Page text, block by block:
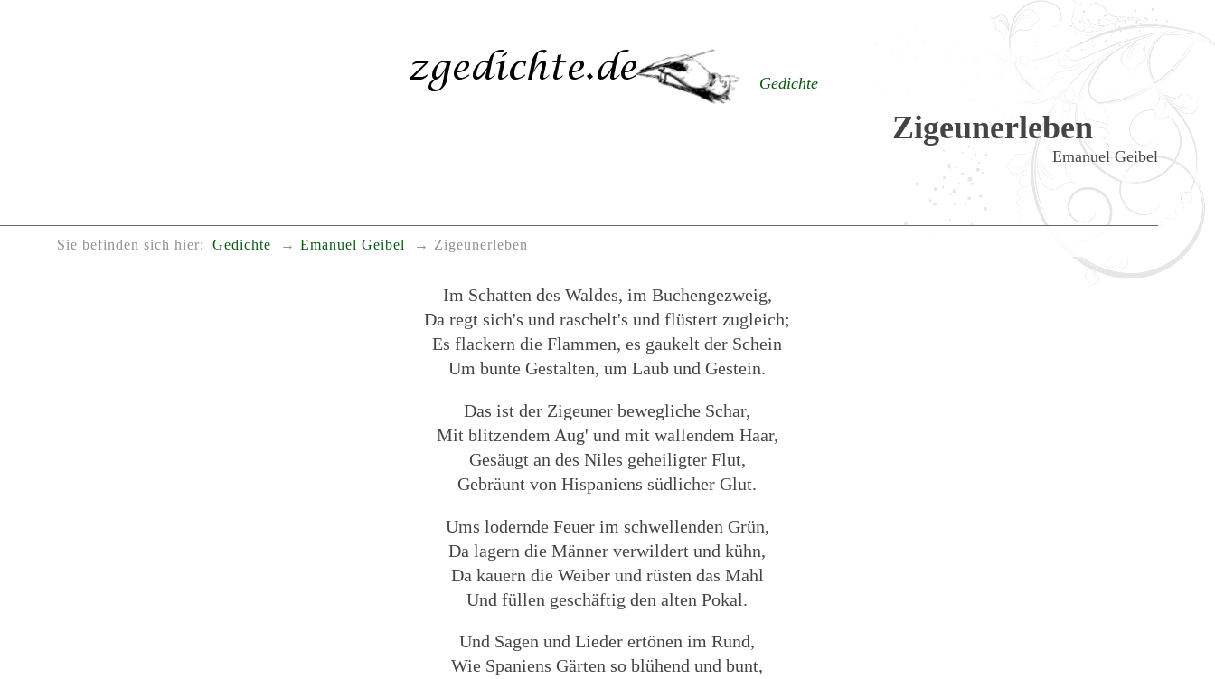
Gedichte
Zigeunerleben
Emanuel Geibel
Sie befinden sich hier: Gedichte Emanuel Geibel Zigeunerleben
Im Schatten des Waldes, im Buchengezweig,
Da regt sich's und raschelt's und flüstert zugleich;
Es flackern die Flammen, es gaukelt der Schein
Um bunte Gestalten, um Laub und Gestein.
Das ist der Zigeuner bewegliche Schar,
Mit blitzendem Aug' und mit wallendem Haar,
Gesäugt an des Niles geheiligter Flut,
Gebräunt von Hispaniens südlicher Glut.
Ums lodernde Feuer im schwellenden Grün,
Da lagern die Männer verwildert und kühn,
Da kauern die Weiber und rüsten das Mahl
Und füllen geschäftig den alten Pokal.
Und Sagen und Lieder ertönen im Rund,
Wie Spaniens Gärten so blühend und bunt,